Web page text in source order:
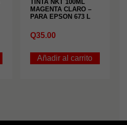
TINTA NKT 100ML
MAGENTA CLARO –
PARA EPSON 673 L
Q35.00
Añadir al carrito